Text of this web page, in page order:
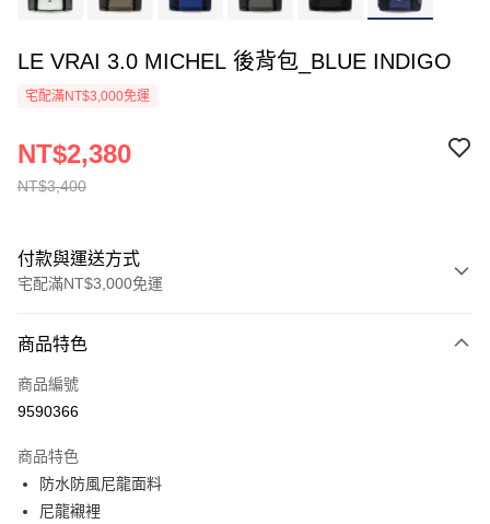
LE VRAI 3.0 MICHEL 後背包_BLUE INDIGO
宅配滿NT$3,000免運
NT$3,400
NT$2,380
付款與運送方式
宅配滿NT$3,000免運
信用卡一次付款
信用卡分期付款
合作金庫商業銀行
華南商業銀行
上海商業儲蓄銀行
LINE Pay
Apple Pay
商品特色
商品編號
9590366
商品特色
防水防風尼龍面料
尼龍襯裡